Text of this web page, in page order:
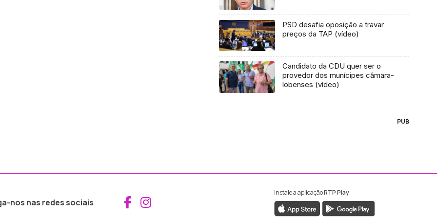
PSD desafia oposição a travar
preços da TAP (vídeo)
Candidato da CDU quer ser o
provedor dos munícipes câmara-
lobenses (vídeo)
PUB
nos nas redes sociais Aceder ao Facebook da RTP Madeira
Aceder ao Instagram da RTP Madeira
Instale a aplicaçãoRTP Play